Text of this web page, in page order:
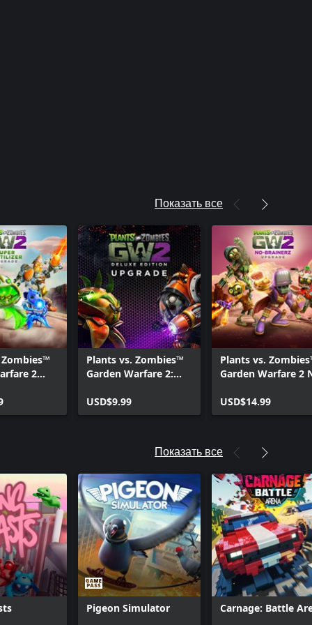
Показать все
2
Plants vs. Zombies™
Garden Warfare 2:
Deluxe
USD$9.99
Plants vs.
Garden Warfare 2
USD$14.99
Показать все
Pigeon Simulator Carnage: Battle